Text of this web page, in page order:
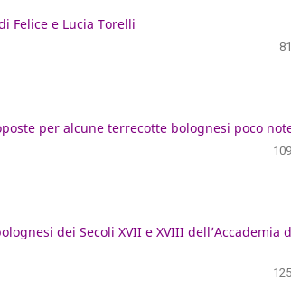
Felice e Lucia Torelli
per alcune terrecotte bolognesi poco
dei Secoli XVII e XVIII dell’Accademia